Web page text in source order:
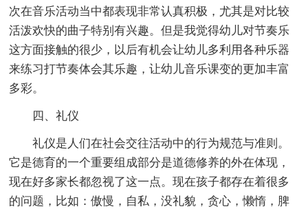
次在音乐活动当中都表现非常认真积极，尤其是对比较
活泼欢快的曲子特别有兴趣。但是我觉得幼儿对节奏乐
这方面接触的很少，以后有机会让幼儿多利用各种乐器
来练习打节奏体会其乐趣，让幼儿音乐课变的更加丰富
多彩。
四、礼仪
礼仪是人们在社会交往活动中的行为规范与准则。
它是德育的一个重要组成部分是道德修养的外在体现，
现在好多家长都忽视了这一点。现在孩子都存在着很多
的问题，比如：傲慢，自私，没礼貌，贪心，懒惰，脾